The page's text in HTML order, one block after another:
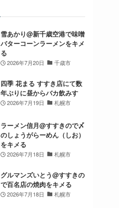
雪あかり@新千歳空港で味噌
バターコーンラーメンをキメ
る
2026年7月20日 千歳市
四季 花まる すすき店にて数
年ぶりに昼からバカ飲みす
2026年7月19日 札幌市
ラーメン信月@すすきので〆
のしょうがらーめん（しお）
をキメる
2026年7月18日 札幌市
グルマンズいとう@すすきの
で百名店の焼肉をキメる
2026年7月18日 札幌市